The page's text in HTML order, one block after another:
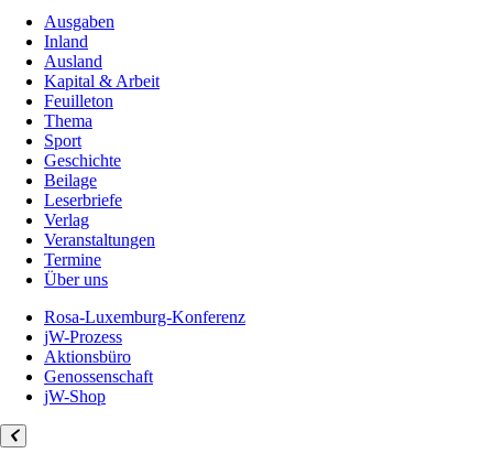
Ausgaben
Inland
Ausland
Kapital & Arbeit
Feuilleton
Thema
Sport
Geschichte
Beilage
Leserbriefe
Verlag
Veranstaltungen
Termine
Über uns
Rosa-Luxemburg-Konferenz
jW-Prozess
Aktionsbüro
Genossenschaft
jW-Shop